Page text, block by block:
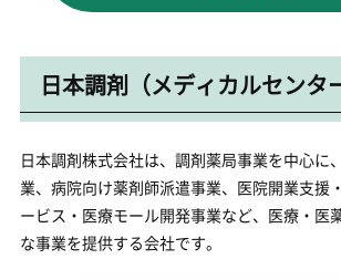
日本調剤（メディカルセンタ
日本調剤株式会社は、調剤薬局事業を中心に
業、病院向け薬剤師派遣事業、医院開業支援
ービス・医療モール開発事業など、医療・医
な事業を提供する会社です。